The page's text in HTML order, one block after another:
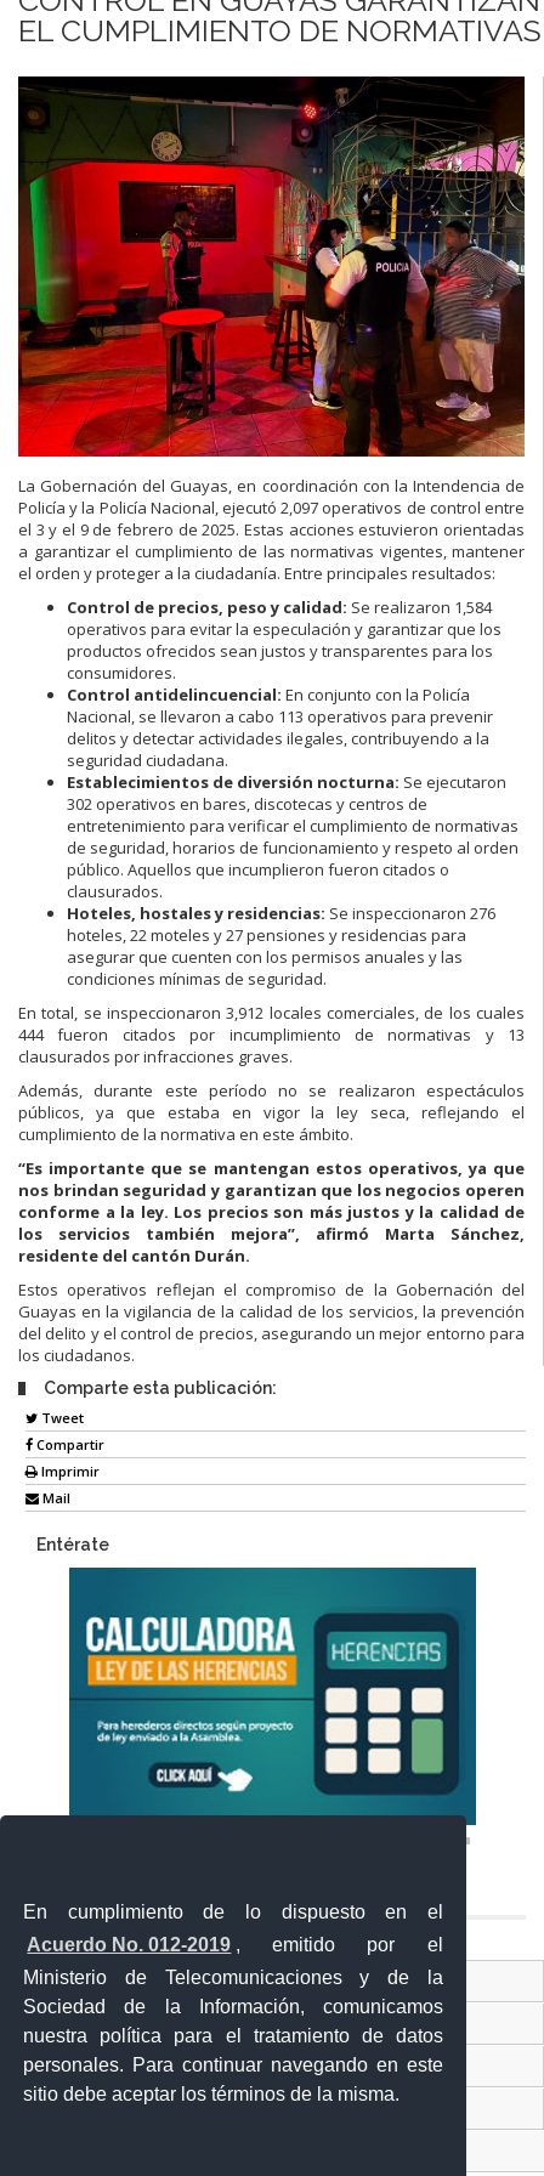
En cumplimiento de lo dispuesto en el
Acuerdo No. 012-2019 , emitido por el
Ministerio de Telecomunicaciones y de la
Sociedad de la Información, comunicamos
nuestra política para el tratamiento de datos
personales. Para continuar navegando en este
sitio debe aceptar los términos de la misma.
EL CUMPLIMIENTO DE NORMATIVAS
La Gobernación del Guayas, en coordinación con la Intendencia de
Policía y la Policía Nacional, ejecutó 2,097 operativos de control entre
el 3 y el 9 de febrero de 2025. Estas acciones estuvieron orientadas
a garantizar el cumplimiento de las normativas vigentes, mantener
el orden y proteger a la ciudadanía. Entre principales resultados:
Control de precios, peso y calidad: Se realizaron 1,584
operativos para evitar la especulación y garantizar que los
productos ofrecidos sean justos y transparentes para los
consumidores.
Control antidelincuencial: En conjunto con la Policía
Nacional, se llevaron a cabo 113 operativos para prevenir
delitos y detectar actividades ilegales, contribuyendo a la
seguridad ciudadana.
Establecimientos de diversión nocturna: Se ejecutaron
302 operativos en bares, discotecas y centros de
entretenimiento para verificar el cumplimiento de normativas
de seguridad, horarios de funcionamiento y respeto al orden
público. Aquellos que incumplieron fueron citados o
clausurados.
Hoteles, hostales y residencias: Se inspeccionaron 276
hoteles, 22 moteles y 27 pensiones y residencias para
asegurar que cuenten con los permisos anuales y las
condiciones mínimas de seguridad.
En total, se inspeccionaron 3,912 locales comerciales, de los cuales
444 fueron citados por incumplimiento de normativas y 13
clausurados por infracciones graves.
Además, durante este período no se realizaron espectáculos
públicos, ya que estaba en vigor la ley seca, reflejando el
cumplimiento de la normativa en este ámbito.
“Es importante que se mantengan estos operativos, ya que
nos brindan seguridad y garantizan que los negocios operen
conforme a la ley. Los precios son más justos y la calidad de
los servicios también mejora”, afirmó Marta Sánchez,
residente del cantón Durán.
Estos operativos reflejan el compromiso de la Gobernación del
Guayas en la vigilancia de la calidad de los servicios, la prevención
del delito y el control de precios, asegurando un mejor entorno para
los ciudadanos.
Comparte esta publicación:
Tweet
Compartir
Imprimir
Mail
Entérate
Ventanilla Única Virtual
Ventanilla Única de Comercio Exterior
Gobierno Abierto